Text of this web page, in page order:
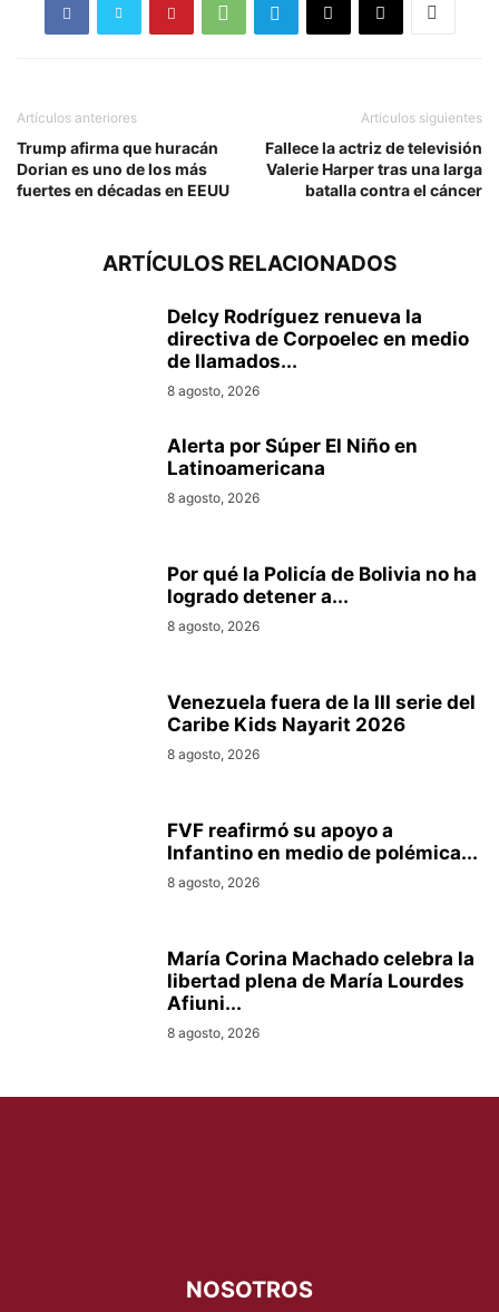
Artículos anteriores
Trump afirma que huracán
Dorian es uno de los más
fuertes en décadas en EEUU
Artículos siguientes
Fallece la actriz de televisión
Valerie Harper tras una larga
batalla contra el cáncer
ARTÍCULOS RELACIONADOS
Delcy Rodríguez renueva la
directiva de Corpoelec en medio
de llamados...
8 agosto, 2026
Alerta por Súper El Niño en
Latinoamericana
8 agosto, 2026
Por qué la Policía de Bolivia no ha
logrado detener a...
8 agosto, 2026
Venezuela fuera de la III serie del
Caribe Kids Nayarit 2026
8 agosto, 2026
FVF reafirmó su apoyo a
Infantino en medio de polémica...
8 agosto, 2026
María Corina Machado celebra la
libertad plena de María Lourdes
Afiuni...
8 agosto, 2026
NOSOTROS